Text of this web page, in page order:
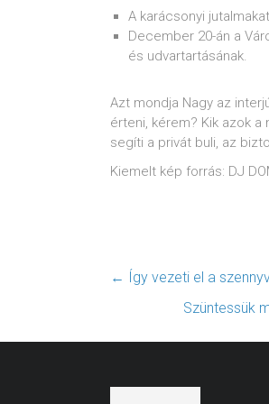
A karácsonyi
December 20-án a
és udvartartásának.
Azt mondja Nagy az
érteni, kérem? Kik azok
segíti a privát buli, az
Kiemelt kép forrás: DJ
← Így vezeti el a
Szüntessük